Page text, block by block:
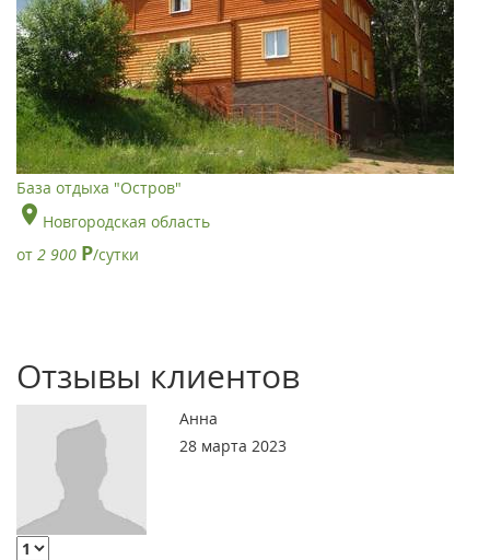
База отдыха "Остров"
Новгородская область
от 2 900 Р/сутки
Отзывы клиентов
Анна
28 марта 2023